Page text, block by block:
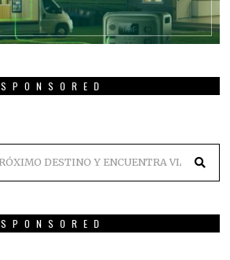
SPONSORED
SPONSORED